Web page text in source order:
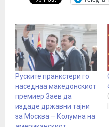
Руските пранкстери го
наседнаа македонскиот
премиер Заев да
издаде државни тајни
за Москва – Колумна на